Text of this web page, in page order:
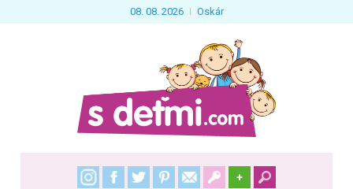
08. 08. 2026 Oskár
+